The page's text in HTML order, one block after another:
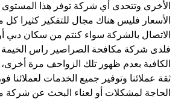
الأخرى وتتحدى أي شركة توفر هذا
الأسعار فليس هناك مجال للتفكير كثيرا كل
الاتصال بالشركة سواء كنتم من سكان دبي
فلدى شركة مكافحة الصراصير راس الخيمة
الكافية بعدم ظهور تلك الزواحف مرة
ثقة عملائنا وتوفير جميع الخدمات لعملائنا
الحاجة لمشكلات أو لعناء البحث عن شركة